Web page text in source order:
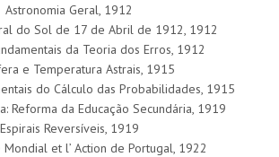
Astronomia Geral, 1912
do Sol de 17 de Abril de 1912, 1912
da Teoria dos Erros, 1912
e Temperatura Astrais, 1915
do Cálculo das Probabilidades, 1915
Reforma da Educação Secundária, 1919
Espirais Reversíveis, 1919
et l’ Action de Portugal, 1922